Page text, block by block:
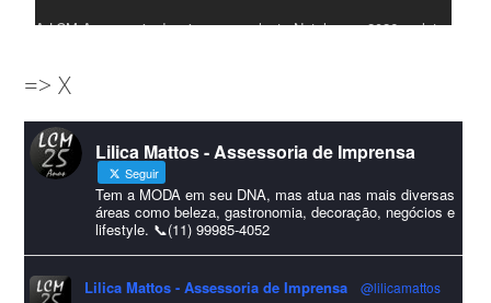
A LCM Assessoria deseja um excelente Natal e um 2026 repleto
amigos que sempre nos acompanham!🎄✨🥂❤️
#lcmassessoriassessoria#natal #merrychristmas #felizanonovo
#HappyNewYear
Foto
Visualizar no Facebook · Compartilhar
Lilica Mattos - Assessoria de Imprensa
=> X
Lilica Mattos - Assessoria de Imprensa
Seguir
Tem a MODA em seu DNA, mas atua nas mais diversas
áreas como beleza, gastronomia, decoração, negócios e
lifestyle. 📞(11) 99985-4052
Lilica Mattos - Assessoria de Imprensa
@lilicamattos